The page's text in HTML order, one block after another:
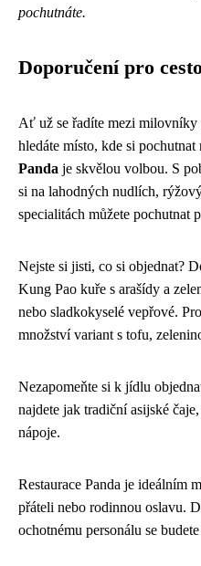
pochutnáte.
Doporučení pro
Ať už se řadíte mezi milovníky
hledáte místo, kde si pochutnat
Panda je skvělou volbou. S
si na lahodných nudlích,
specialitách můžete pochutnat
Nejste si jisti, co si objednat?
Kung Pao kuře s arašídy a
nebo sladkokyselé vepřové.
množství variant s tofu,
Nezapomeňte si k jídlu
najdete jak tradiční asijské
nápoje.
Restaurace Panda je ideálním
přáteli nebo rodinnou oslavu.
ochotnému personálu se